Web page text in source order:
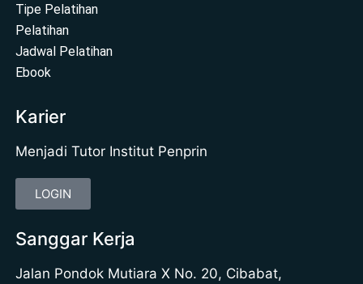
Tipe Pelatihan
Pelatihan
Jadwal Pelatihan
Ebook
Karier
Menjadi Tutor Institut Penprin
LOGIN
Sanggar Kerja
Jalan Pondok Mutiara X No. 20, Cibabat,